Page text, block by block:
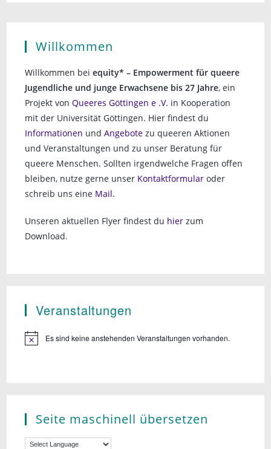
Willkommen
Willkommen beiequity* – Empowerment für queere
Jugendliche und junge Erwachsene bis 27 Jahre, ein
Projekt vonQueeres Göttingen e .V. in Kooperation
mit der Universität Göttingen. Hier findest du
Informationen undAngebote zu queeren Aktionen
und Veranstaltungen und zu unser Beratung für
queere Menschen. Sollten irgendwelche Fragen offen
bleiben, nutze gerne unser Kontaktformular oder
schreib uns eine Mail.
Unseren aktuellen Flyer findest du hier zum
Download.
Veranstaltungen
Es sind keine anstehenden Veranstaltungen vorhanden.
Seite maschinell übersetzen